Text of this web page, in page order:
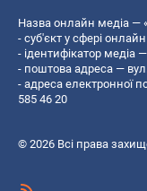
Назва онлайн медіа —
- суб'єкт у сфері
- ідентифікатор медіа
- поштова адреса —
- адреса електронної
585 46 20
© 2026 Всі права